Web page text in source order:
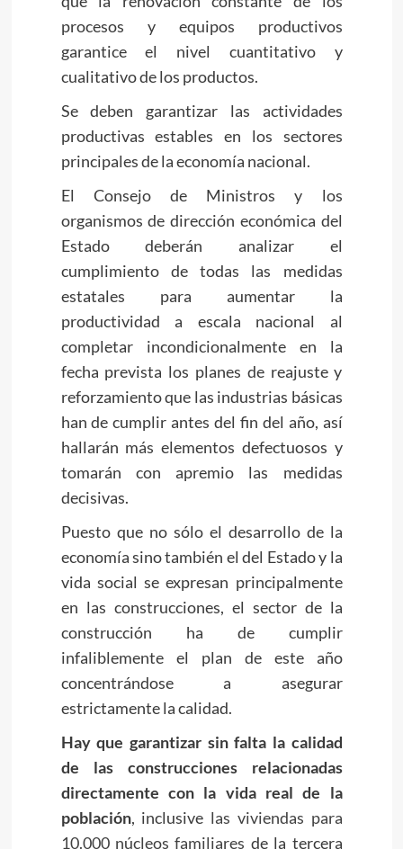
procesos y equipos productivos
garantice el nivel cuantitativo y
cualitativo de los productos.
Se deben garantizar las actividades
productivas estables en los sectores
principales de la economía nacional.
El Consejo de Ministros y los
organismos de dirección económica del
Estado deberán analizar el
cumplimiento de todas las medidas
estatales para aumentar la
productividad a escala nacional al
completar incondicionalmente en la
fecha prevista los planes de reajuste y
reforzamiento que las industrias básicas
han de cumplir antes del fin del año, así
hallarán más elementos defectuosos y
tomarán con apremio las medidas
decisivas.
Puesto que no sólo el desarrollo de la
economía sino también el del Estado y la
vida social se expresan principalmente
en las construcciones, el sector de la
construcción ha de cumplir
infaliblemente el plan de este año
concentrándose a asegurar
estrictamente la calidad.
Hay que garantizar sin falta la calidad
de las construcciones relacionadas
directamente con la vida real de la
población, inclusive las viviendas para
10.000 núcleos familiares de la tercera